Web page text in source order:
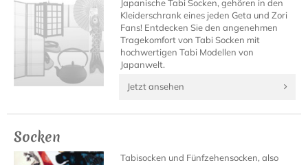
Japanische Tabi Socken, gehören in den
Kleiderschrank eines jeden Geta und Zori
Fans! Entdecken Sie den angenehmen
Tragekomfort von Tabi Socken mit
hochwertigen Tabi Modellen von
Japanwelt.
Jetzt ansehen
Socken
Tabisocken und Fünfzehensocken, also